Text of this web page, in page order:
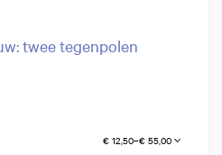
twee tegenpolen
€ 12,50–€ 55,00